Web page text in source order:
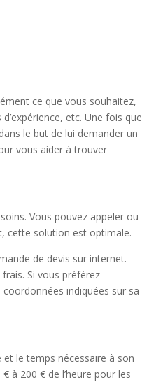
ce que vous souhaitez,
etc. Une fois que
le but de lui demander un
vous aider à trouver
Vous pouvez appeler ou
cette solution est optimale.
de devis sur internet.
Si vous préférez
indiquées sur sa
le temps nécessaire à son
à 200 € de l’heure pour les